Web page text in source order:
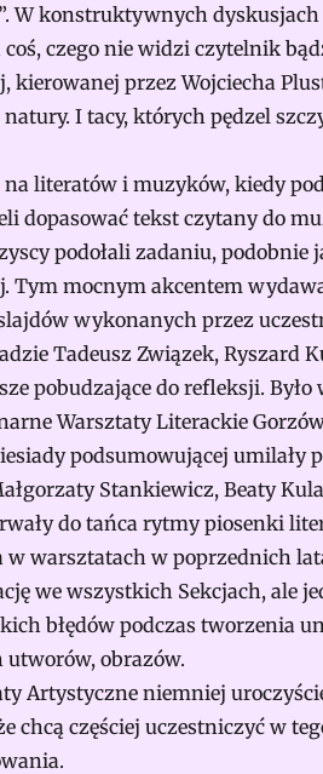
W konstruktywnych
czego nie widzi czytelnik
kierowanej przez Wojciecha
I tacy, których pędzel
literatów i muzyków, kiedy
dopasować tekst czytany do
podołali zadaniu,
Tym mocnym akcentem
wykonanych przez
Tadeusz Związek, Ryszard
pobudzające do refleksji.
Warsztaty Literackie
podsumowującej
Stankiewicz, Beaty
do tańca rytmy piosenki
warsztatach w poprzednich
we wszystkich Sekcjach, ale
błędów podczas tworzenia
obrazów.
Artystyczne niemniej
chcą częściej uczestniczyć w